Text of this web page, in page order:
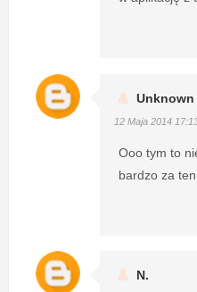
Unknown
12 Maja 2014
Ooo tym to
bardzo za ten
N.